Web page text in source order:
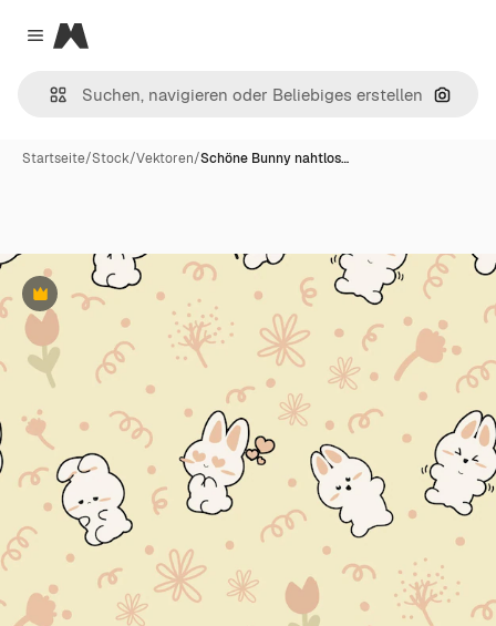
Close menu
Magnific
Nach
Startseite/Stock/Vektoren/Schöne Bunny nahtlos…
Premium